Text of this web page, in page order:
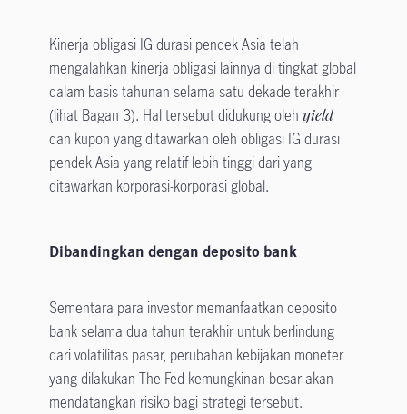
Kinerja obligasi IG durasi pendek Asia telah
mengalahkan kinerja obligasi lainnya di tingkat global
dalam basis tahunan selama satu dekade terakhir
(lihat Bagan 3). Hal tersebut didukung oleh yield
dan kupon yang ditawarkan oleh obligasi IG durasi
pendek Asia yang relatif lebih tinggi dari yang
ditawarkan korporasi-korporasi global.
Dibandingkan dengan deposito bank
Sementara para investor memanfaatkan deposito
bank selama dua tahun terakhir untuk berlindung
dari volatilitas pasar, perubahan kebijakan moneter
yang dilakukan The Fed kemungkinan besar akan
mendatangkan risiko bagi strategi tersebut.